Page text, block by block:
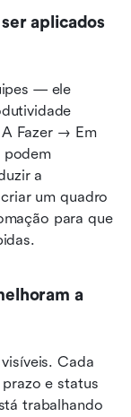
aplicados
— ele
Fazer → Em
podem
a
um quadro
para que
a
Cada
e status
trabalhando